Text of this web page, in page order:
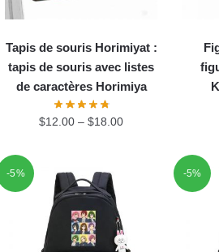
Tapis de souris Horimiyat :
tapis de souris avec listes
de caractères Horimiya
$12.00 –$18.00
-5% -5%